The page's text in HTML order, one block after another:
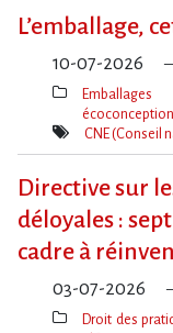
L​‌’emballage,
10-07-2026
Thèmes(s)
Mot(s)-
CNE (Conseil
Directive sur
déloyales :
cadre à
03-07-2026
Droit des